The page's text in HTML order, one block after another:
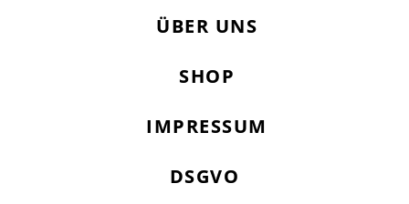
ÜBER UNS
SHOP
IMPRESSUM
DSGVO